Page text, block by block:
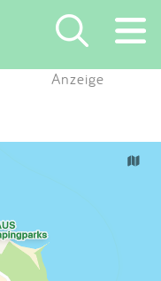
×
Anzeige